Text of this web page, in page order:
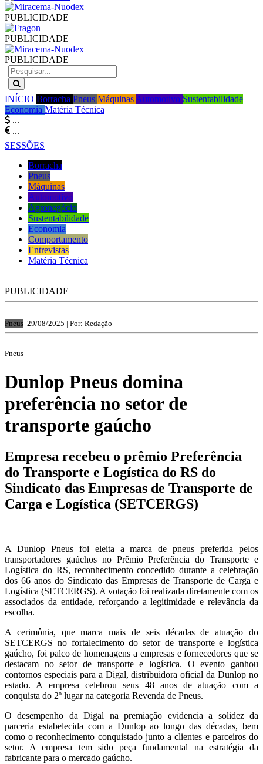
PUBLICIDADE
PUBLICIDADE
PUBLICIDADE
INÍCIO Borracha Pneus Máquinas Automotivo Sustentabilidade
Economia Matéria Técnica
...
...
SESSÕES
Borracha
Pneus
Máquinas
Automotivo
Agronegócio
Sustentabilidade
Economia
Comportamento
Entrevistas
Matéria Técnica
PUBLICIDADE
Pneus 29/08/2025 | Por: Redação
Pneus
Dunlop Pneus domina
preferência no setor de
transporte gaúcho
Empresa recebeu o prêmio Preferência
do Transporte e Logística do RS do
Sindicato das Empresas de Transporte de
Carga e Logística (SETCERGS)
A Dunlop Pneus foi eleita a marca de pneus preferida pelos
transportadores gaúchos no Prêmio Preferência do Transporte e
Logística do RS, reconhecimento concedido durante a celebração
dos 66 anos do Sindicato das Empresas de Transporte de Carga e
Logística (SETCERGS). A votação foi realizada diretamente com os
associados da entidade, reforçando a legitimidade e relevância da
escolha.
A cerimônia, que marca mais de seis décadas de atuação do
SETCERGS no fortalecimento do setor de transporte e logística
gaúcho, foi palco de homenagens a empresas e fornecedores que se
destacam no setor de transporte e logística. O evento ganhou
contornos especiais para a Digal, distribuidora oficial da Dunlop no
estado. A empresa celebrou seus 48 anos de atuação com a
conquista do 2º lugar na categoria Revenda de Pneus.
O desempenho da Digal na premiação evidencia a solidez da
parceria estabelecida com a Dunlop ao longo das décadas, bem
como o reconhecimento conquistado junto a clientes e parceiros do
setor. A empresa tem sido peça fundamental na estratégia da
fabricante para o mercado gaúcho.